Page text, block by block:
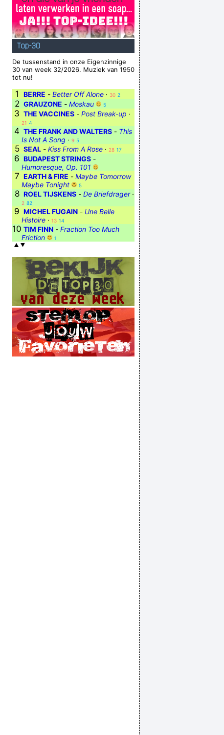
Top-30
De tussenstand in onze Eigenzinnige
30 van week 32/2026. Muziek van 1950
tot nu!
1 BERRE - Better Off Alone · 30 2
2 GRAUZONE - Moskau 5
3 THE VACCINES - Post Break-up ·
21 4
4 THE FRANK AND WALTERS - This
Is Not A Song · 9 5
5 SEAL - Kiss From A Rose · 28 17
6 BUDAPEST STRINGS -
Humoresque, Op. 101
7 EARTH & FIRE - Maybe Tomorrow
Maybe Tonight
5
8 ROEL TIJSKENS - De Briefdrager·
2 82
9 MICHEL FUGAIN - Une Belle
Histoire · 13 14
10 TIM FINN - Fraction Too Much
Friction
1